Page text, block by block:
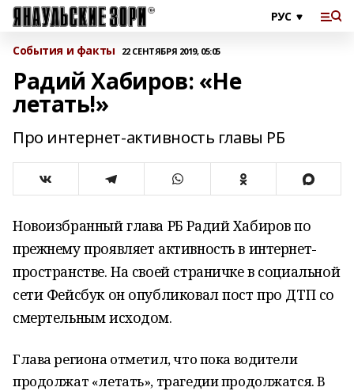
События и факты 22 СЕНТЯБРЯ 2019, 05:05
Радий Хабиров: «Не
летать!»
Про интернет-активность главы РБ
Новоизбранный глава РБ Радий Хабиров по
прежнему проявляет активность в интернет-
пространстве. На своей страничке в социальной
сети Фейсбук он опубликовал пост про ДТП со
смертельным исходом.
Глава региона отметил, что пока водители
продолжат «летать», трагедии продолжатся. В